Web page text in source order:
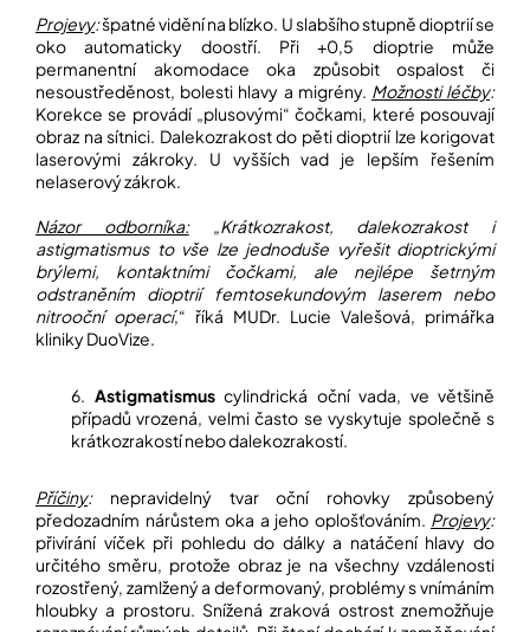
Projevy:špatné vidění na blízko. U slabšího stupně dioptrií se
oko automaticky doostří. Při +0,5 dioptrie může
permanentní akomodace oka způsobit ospalost či
nesoustředěnost, bolesti hlavy a migrény. Možnosti léčby:
Korekce se provádí „plusovými“ čočkami, které posouvají
obraz na sítnici. Dalekozrakost do pěti dioptrií lze korigovat
laserovými zákroky. U vyšších vad je lepším řešením
nelaserový zákrok.
Názor odborníka:„ Krátkozrakost, dalekozrakost i
astigmatismus to vše lze jednoduše vyřešit dioptrickými
brýlemi, kontaktními čočkami, ale nejlépe šetrným
odstraněním dioptrií femtosekundovým laserem nebo
nitrooční operací,“ říká MUDr. Lucie Valešová, primářka
kliniky DuoVize.
6. Astigmatismuscylindrická oční vada, ve většině
případů vrozená, velmi často se vyskytuje společně s
krátkozrakostí nebo dalekozrakostí.
Příčiny:nepravidelný tvar oční rohovky způsobený
předozadním nárůstem oka a jeho oplošťováním. Projevy:
přivírání víček při pohledu do dálky a natáčení hlavy do
určitého směru, protože obraz je na všechny vzdálenosti
rozostřený, zamlžený a deformovaný, problémy s vnímáním
hloubky a prostoru. Snížená zraková ostrost znemožňuje